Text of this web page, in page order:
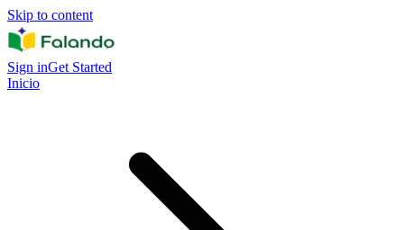
Skip to content
Sign inGet Started
Inicio